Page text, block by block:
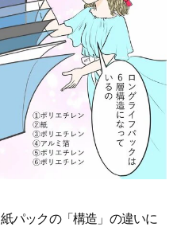
パックの「構造」の違いに